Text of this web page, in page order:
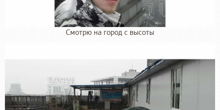
Смотрю на город с высоты